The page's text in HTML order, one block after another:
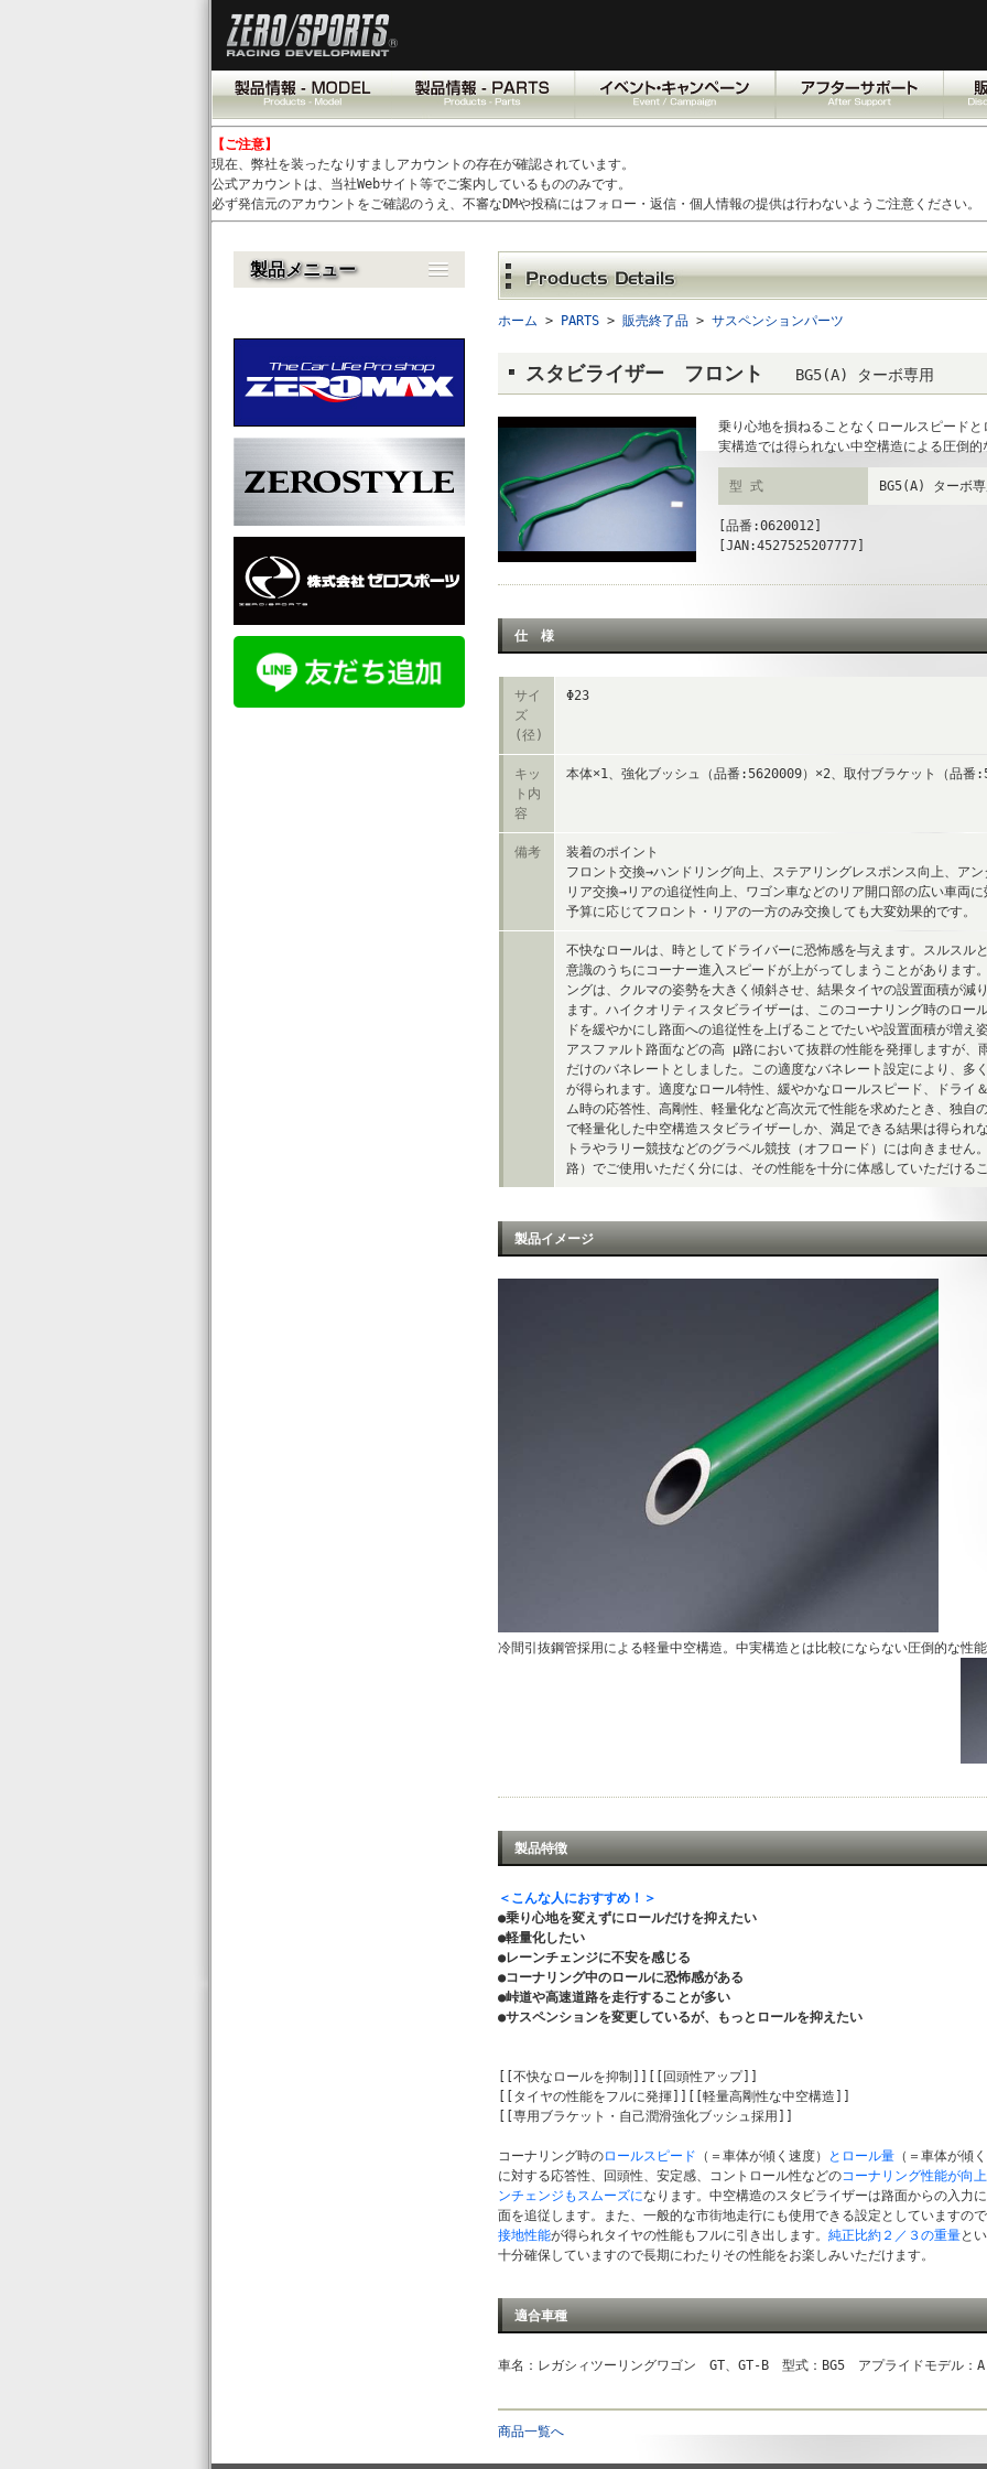
【ご注意】
現在、弊社を装ったなりすましアカウントの存在が確認されています。
公式アカウントは、当社Webサイト等でご案内しているもののみです。
必ず発信元のアカウントをご確認のうえ、不審なDMや投稿にはフォロー・返信・個人情報の提供は行わないようご注意ください。
製品メニュー
ホーム > PARTS > 販売終了品 > サスペンションパーツ
スタビライザー フロント BG5(A) ターボ専用
乗り心地を損ねることなくロールスピード
実構造では得られない中空構造による圧倒
型 式 BG5(A) ターボ
[品番:0620012]
[JAN:4527525207777]
仕 様
サイ
ズ
(径)
Φ23
キッ
ト内
容
本体×1、強化ブッシュ（品番:5620009）×2、取付ブラケット（品番
備考
装着のポイント
フロント交換→ハンドリング向上、ステアリングレスポンス向上、ア
リア交換→リアの追従性向上、ワゴン車などのリア開口部の広い車両に
予算に応じてフロント・リアの一方のみ交換しても大変効果的です。
不快なロールは、時としてドライバーに恐怖感を与えます。スルスル
意識のうちにコーナー進入スピードが上がってしまうことがあります
ングは、クルマの姿勢を大きく傾斜させ、結果タイヤの設置面積が減
ます。ハイクオリティスタビライザーは、このコーナリング時のロー
ドを緩やかにし路面への追従性を上げることでたいや設置面積が増え
アスファルト路面などの高 μ路において抜群の性能を発揮しますが、
だけのバネレートとしました。この適度なバネレート設定により、多
が得られます。適度なロール特性、緩やかなロールスピード、ドライ
ム時の応答性、高剛性、軽量化など高次元で性能を求めたとき、独自
で軽量化した中空構造スタビライザーしか、満足できる結果は得られ
トラやラリー競技などのグラベル競技（オフロード）には向きません
路）でご使用いただく分には、その性能を十分に体感していただける
製品イメージ
冷間引抜鋼管採用による軽量中空構造。中実構造とは比較にならない圧倒的な性
製品特徴
＜こんな人におすすめ！＞
●乗り心地を変えずにロールだけを抑えたい
●軽量化したい
●レーンチェンジに不安を感じる
●コーナリング中のロールに恐怖感がある
●峠道や高速道路を走行することが多い
●サスペンションを変更しているが、もっとロールを抑えたい
[[不快なロールを抑制]][[回頭性アップ]]
[[タイヤの性能をフルに発揮]][[軽量高剛性な中空構造]]
[[専用ブラケット・自己潤滑強化ブッシュ採用]]
コーナリング時のロールスピード （＝車体が傾く速度） とロール量 （＝車体が傾
に対する応答性、回頭性、安定感、コントロール性などのコーナリング性能が向上
ンチェンジもスムーズになります。中空構造のスタビライザーは路面からの入力
面を追従します。また、一般的な市街地走行にも使用できる設定としていますの
接地性能が得られタイヤの性能もフルに引き出します。 純正比約２／３の重量と
十分確保していますので長期にわたりその性能をお楽しみいただけます。
適合車種
車名：レガシィツーリングワゴン GT、GT-B 型式：BG5 アプライドモデル
商品一覧へ